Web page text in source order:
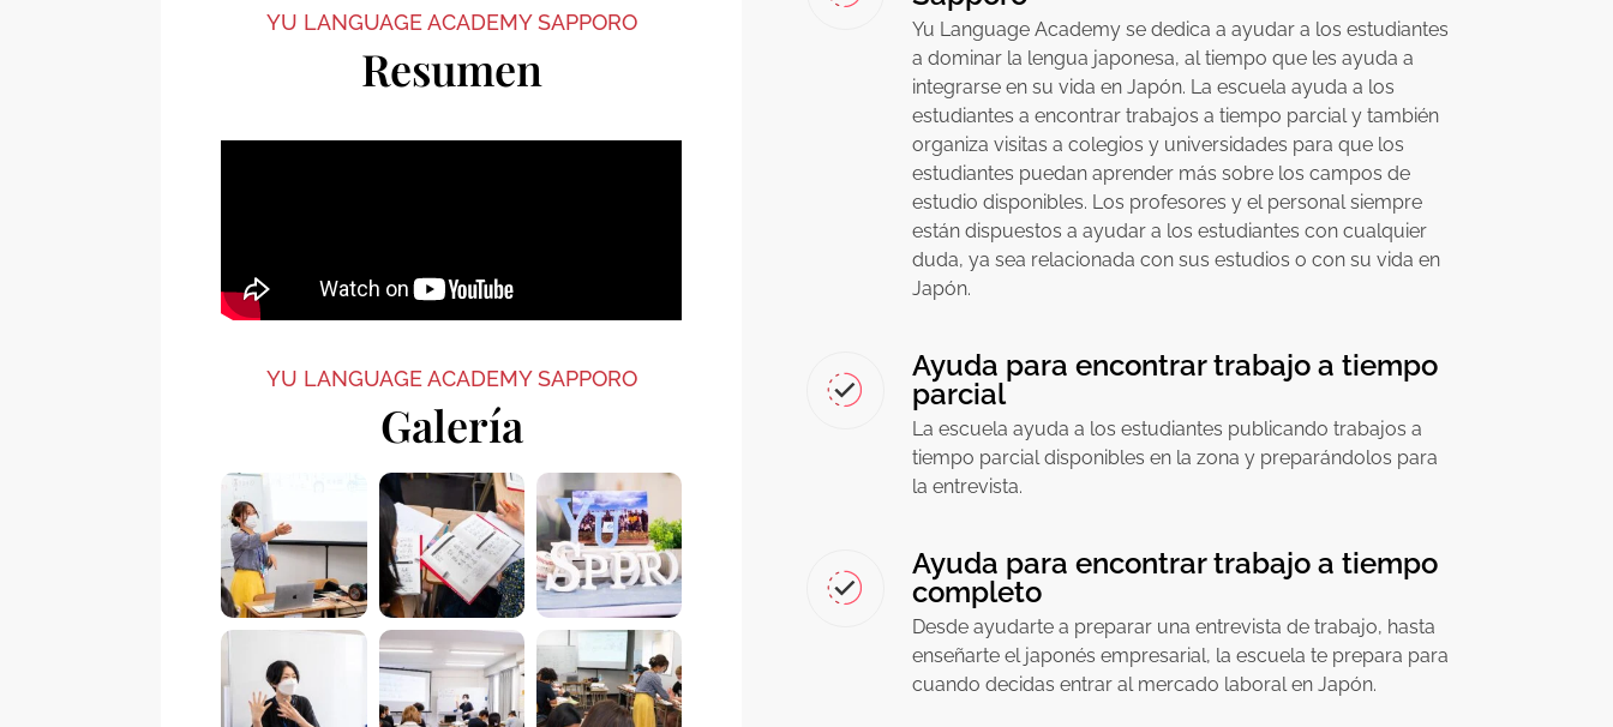
YU LANGUAGE ACADEMY SAPPORO
Resumen
YU LANGUAGE ACADEMY SAPPORO
Galería
Yu Language Academy se dedica a ayudar a los estudiantes
a dominar la lengua japonesa, al tiempo que les ayuda a
integrarse en su vida en Japón. La escuela ayuda a los
estudiantes a encontrar trabajos a tiempo parcial y también
organiza visitas a colegios y universidades para que los
estudiantes puedan aprender más sobre los campos de
estudio disponibles. Los profesores y el personal siempre
están dispuestos a ayudar a los estudiantes con cualquier
duda, ya sea relacionada con sus estudios o con su vida en
Japón.
Ayuda para encontrar trabajo a tiempo
parcial
La escuela ayuda a los estudiantes publicando trabajos a
tiempo parcial disponibles en la zona y preparándolos para
la entrevista.
Ayuda para encontrar trabajo a tiempo
completo
Desde ayudarte a preparar una entrevista de trabajo, hasta
enseñarte el japonés empresarial, la escuela te prepara para
cuando decidas entrar al mercado laboral en Japón.